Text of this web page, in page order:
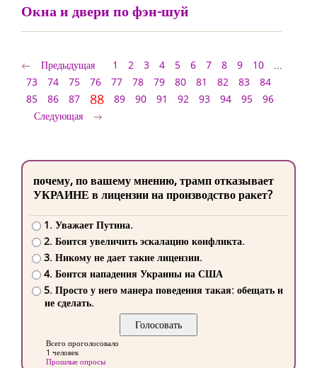
Окна и двери по фэн-шуй
Предыдущая 1 2 3 4 5 6 7 8 9 10
...
73
74 75 76 77 78 79 80 81 82 83
84
85
86 87 88 89 90 91 92 93 94 95
96
Следующая
почему, по вашему мнению, трамп отказывает
УКРАИНЕ в лицензии на производство ракет?
1. Уважает Путина.
2. Боится увеличить эскалацию конфликта.
3. Никому не дает такие лицензии.
4. Боится нападения Украины на США
5. Просто у него манера поведения такая: обещать и
не сделать.
Всего проголосовало
1 человек
Прошлые опросы